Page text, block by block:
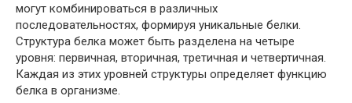
могут комбинироваться в различных
последовательностях, формируя уникальные белки.
Структура белка может быть разделена на четыре
уровня: первичная, вторичная, третичная и четвертичная.
Каждая из этих уровней структуры определяет функцию
белка в организме.